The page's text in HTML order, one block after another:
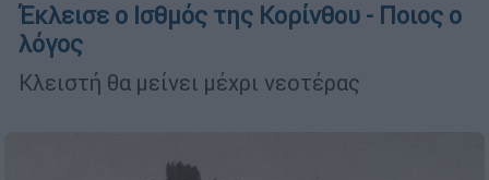
Έκλεισε ο Ισθμός της Κορίνθου - Ποιος ο
λόγος
Κλειστή θα μείνει μέχρι νεοτέρας